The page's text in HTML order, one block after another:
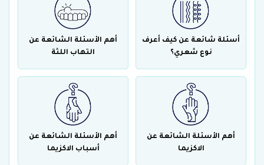
أسئلة شائعة عن كيف أعرف
نوع شعري؟
أهم الأسئلة الشائعة عن
التهاب اللثة
أهم الأسئلة الشائعة عن
الاكزيما
أهم الأسئلة الشائعة عن
أسباب الاكزيما